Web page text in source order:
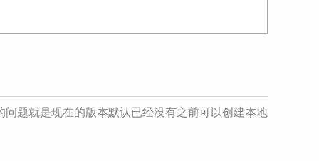
题就是现在的版本默认已经没有之前可以创建本地